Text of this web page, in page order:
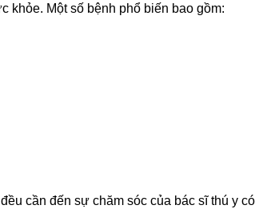
khỏe. Một số bệnh phổ biến bao gồm:
cần đến sự chăm sóc của bác sĩ thú y có